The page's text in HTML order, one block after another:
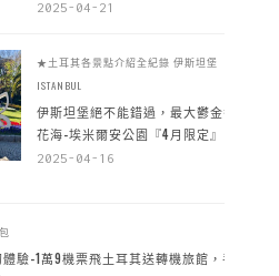
2025-04-21
★土耳其各景點介紹全紀錄 伊斯坦堡
ISTANBUL
伊斯坦堡絕不能錯過，最大鬱金香
花海-埃米爾安公園『4月限定』
2025-04-16
驗-1萬9機票飛土耳其送轉機旅館，手